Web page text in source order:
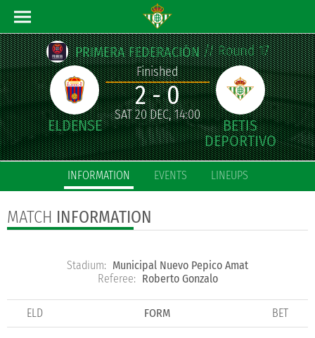
PRIMERA FEDERACIÓN// Round 17
Finished
2 - 0
SAT 20 DEC, 14:00
INFORMATION EVENTS LINEUPS
MATCH INFORMATION
Stadium: Municipal Nuevo Pepico Amat
Referee: Roberto Gonzalo
ELD FORM BET